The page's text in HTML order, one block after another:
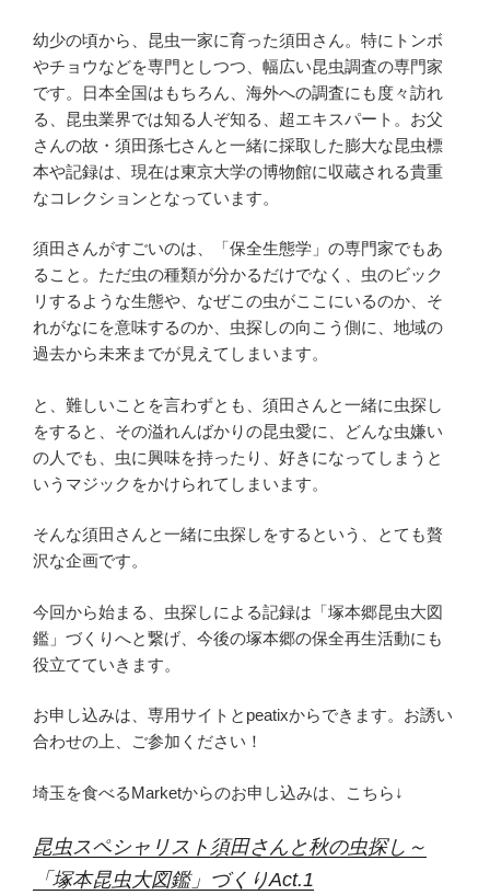
幼少の頃から、昆虫一家に育った須田さん。特にトンボ
やチョウなどを専門としつつ、幅広い昆虫調査の専門家
です。日本全国はもちろん、海外への調査にも度々訪れ
る、昆虫業界では知る人ぞ知る、超エキスパート。お父
さんの故・須田孫七さんと一緒に採取した膨大な昆虫標
本や記録は、現在は東京大学の博物館に収蔵される貴重
なコレクションとなっています。
須田さんがすごいのは、「保全生態学」の専門家でもあ
ること。ただ虫の種類が分かるだけでなく、虫のビック
リするような生態や、なぜこの虫がここにいるのか、そ
れがなにを意味するのか、虫探しの向こう側に、地域の
過去から未来までが見えてしまいます。
と、難しいことを言わずとも、須田さんと一緒に虫探し
をすると、その溢れんばかりの昆虫愛に、どんな虫嫌い
の人でも、虫に興味を持ったり、好きになってしまうと
いうマジックをかけられてしまいます。
そんな須田さんと一緒に虫探しをするという、とても贅
沢な企画です。
今回から始まる、虫探しによる記録は「塚本郷昆虫大図
鑑」づくりへと繋げ、今後の塚本郷の保全再生活動にも
役立てていきます。
お申し込みは、専用サイトとpeatixからできます。お誘い
合わせの上、ご参加ください！
埼玉を食べるMarketからのお申し込みは、こちら↓
昆虫スペシャリスト須田さんと秋の虫探し～
「塚本昆虫大図鑑」づくりAct.1